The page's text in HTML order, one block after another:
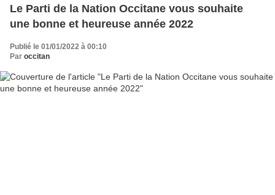
Le Parti de la Nation Occitane vous souhaite
une bonne et heureuse année 2022
Publié le 01/01/2022 à 00:10
Par occitan